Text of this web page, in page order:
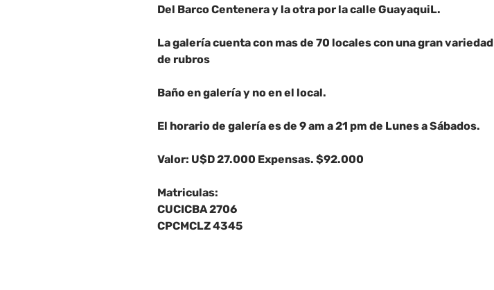
Del Barco Centenera y la otra por la calle GuayaquiL.
La galería cuenta con mas de 70 locales con una gran variedad
de rubros
Baño en galería y no en el local.
El horario de galería es de 9 am a 21 pm de Lunes a Sábados.
Valor: U$D 27.000 Expensas. $92.000
Matriculas:
CUCICBA 2706
CPCMCLZ 4345